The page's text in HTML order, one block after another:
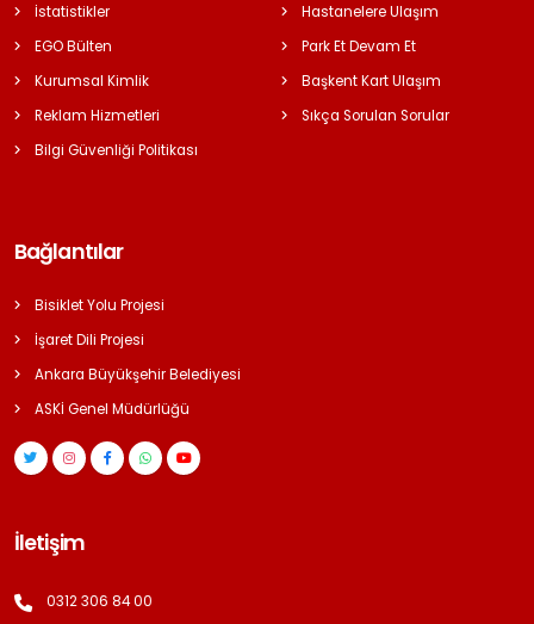
İstatistikler
EGO Bülten
Kurumsal Kimlik
Reklam Hizmetleri
Bilgi Güvenliği Politikası
Hastanelere Ulaşım
Park Et Devam Et
Başkent Kart Ulaşım
Sıkça Sorulan Sorular
Bağlantılar
Bisiklet Yolu Projesi
İşaret Dili Projesi
Ankara Büyükşehir Belediyesi
ASKİ Genel Müdürlüğü
İletişim
0312 306 84 00